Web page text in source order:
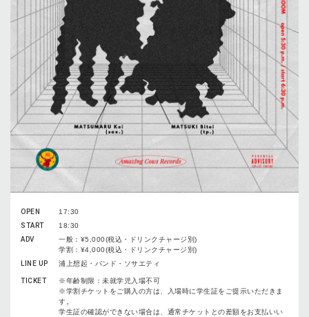
OPEN
17:30
START
18:30
ADV
一般：¥5,000(税込・ドリンクチャージ別)
学割：¥4,000(税込・ドリンクチャージ別)
LINE UP
浦上想起・バンド・ソサエティ
TICKET
※年齢制限：未就学児入場不可
※学割チケットをご購入の方は、入場時に学生証をご提示いただきま
す。
学生証の確認ができない場合は、通常チケットとの差額をお支払いい